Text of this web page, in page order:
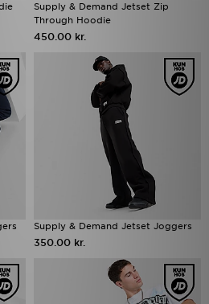
Supply & Demand Jetset Zip
Through Hoodie
450.00 kr.
Supply & Demand Jetset Joggers
350.00 kr.